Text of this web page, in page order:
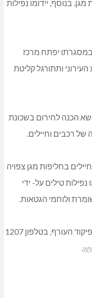
בנוסף, יידומו נפילות
במסגרתו יפתח מרכז
ותתורגל קליטת
הכנה לחירום בשכונת
רכבים וחיילים.
בחליפות מגן צפויה
טילים על- ידי
ולוחמי הגטאות.
מידע נוסף ניתן למצוא במרכז המידע של פיקוד העורף, בטלפון 1207